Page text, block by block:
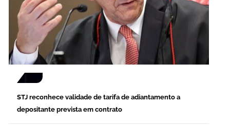
STJ reconhece validade de tarifa de adiantamento a
depositante prevista em contrato